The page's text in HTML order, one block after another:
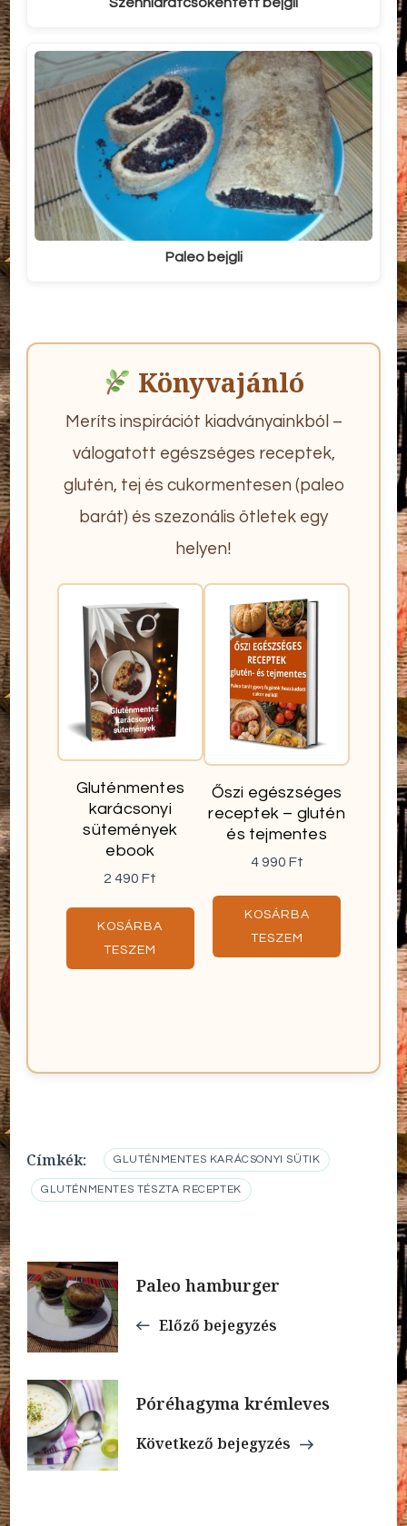
Paleo bejgli
Könyvajánló
Meríts inspirációt kiadványainkból –
válogatott egészséges receptek,
glutén, tej és cukormentesen (paleo
barát) és szezonális ötletek egy
helyen!
Gluténmentes
karácsonyi
sütemények
ebook
2 490Ft
KOSÁRBA
TESZEM
Őszi egészséges
receptek – glutén
és tejmentes
4 990 Ft
KOSÁRBA
TESZEM
Címkék: GLUTÉNMENTES KARÁCSONYI SÜTIK
GLUTÉNMENTES TÉSZTA RECEPTEK
Bejegyzések
navigációja
Paleo hamburger
Előző bejegyzés
Póréhagyma krémleves
Következő bejegyzés